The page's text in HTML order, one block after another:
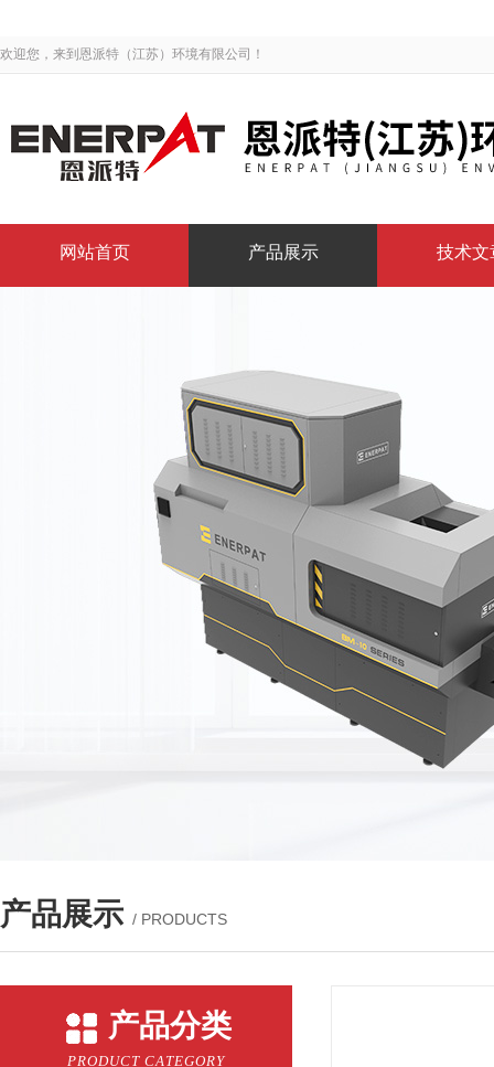
欢迎您，来到恩派特（江苏）环境有限公司！
网站首页 产品展示 技术文
产品展示 / PRODUCTS
产品分类
PRODUCT CATEGORY